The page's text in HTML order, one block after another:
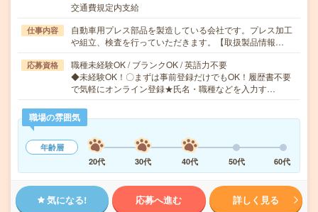
交通費規定内支給
仕事内容
自動車用プレス部品を製造している会社です。プレス加工
や組立、検査を行っていただきます。【取扱製品情報…
応募資格
職種未経験OK / ブランクOK / 英語力不要
◆未経験OK！〇まずは事前登録だけでもOK！履歴書不要
で気軽にオンライン登録★氏名・職種などを入力す…
職場の雰囲気
年齢層
20代
30代 40代 50代 60代
気になる! 応募へ進む 詳しく見る